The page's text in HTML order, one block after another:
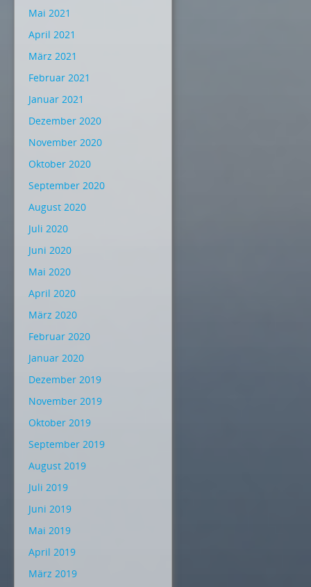
Mai 2021
April 2021
März 2021
Februar 2021
Januar 2021
Dezember 2020
November 2020
Oktober 2020
September 2020
August 2020
Juli 2020
Juni 2020
Mai 2020
April 2020
März 2020
Februar 2020
Januar 2020
Dezember 2019
November 2019
Oktober 2019
September 2019
August 2019
Juli 2019
Juni 2019
Mai 2019
April 2019
März 2019